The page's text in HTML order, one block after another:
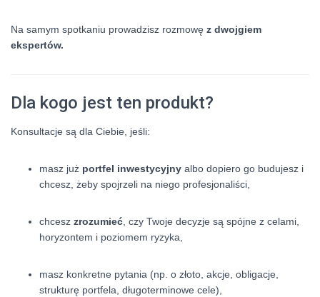
Na samym spotkaniu prowadzisz rozmowę z dwojgiem
ekspertów.
Dla kogo jest ten produkt?
Konsultacje są dla Ciebie, jeśli:
masz już portfel inwestycyjny albo dopiero go budujesz i
chcesz, żeby spojrzeli na niego profesjonaliści,
chcesz zrozumieć , czy Twoje decyzje są spójne z celami,
horyzontem i poziomem ryzyka,
masz konkretne pytania (np. o złoto, akcje, obligacje,
strukturę portfela, długoterminowe cele),